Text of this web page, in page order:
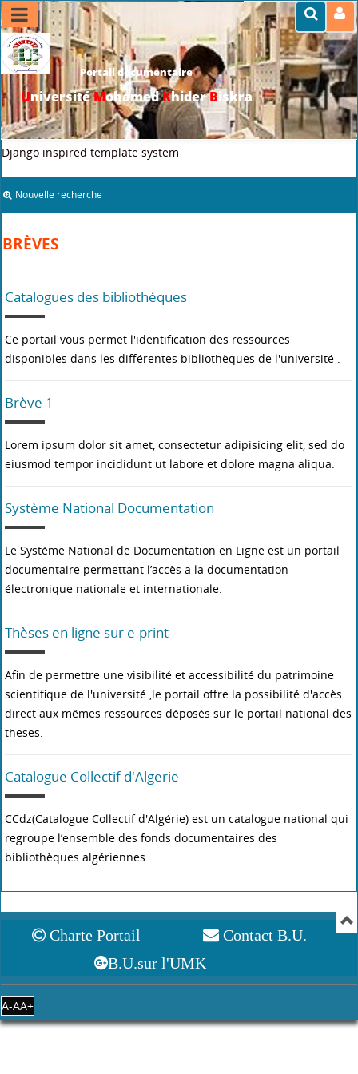
Portail documentaire
UniversitéMohamedKhiderBiskra
>>Accueil>Brèves
Django inspired template system
Nouvelle recherche
BRÈVES
Catalogues des bibliothéques
Ce portail vous permet l'identification des ressources
disponibles dans les différentes bibliothèques de l'université .
Brève 1
Lorem ipsum dolor sit amet, consectetur adipisicing elit, sed do
eiusmod tempor incididunt ut labore et dolore magna aliqua.
Système National Documentation
Le Système National de Documentation en Ligne est un portail
documentaire permettant l’accès a la documentation
électronique nationale et internationale.
Thèses en ligne sur e-print
Afin de permettre une visibilité et accessibilité du patrimoine
scientifique de l'université ,le portail offre la possibilité d'accès
direct aux mêmes ressources déposés sur le portail national des
theses.
Catalogue Collectif d'Algerie
CCdz(Catalogue Collectif d'Algérie) est un catalogue national qui
regroupe l’ensemble des fonds documentaires des
bibliothèques algériennes.
Charte Portail
Contact B.U.
B.U.sur l'UMK
A-AA+